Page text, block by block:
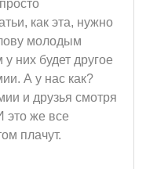
как эта, нужно
молодым
них будет другое
А у нас как?
и друзья смотря
это же все
плачут.